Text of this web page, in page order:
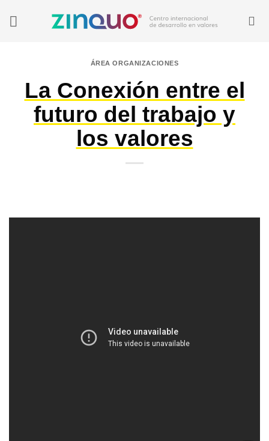
ÁREA ORGANIZACIONES
La Conexión entre el
futuro del trabajo y
los valores